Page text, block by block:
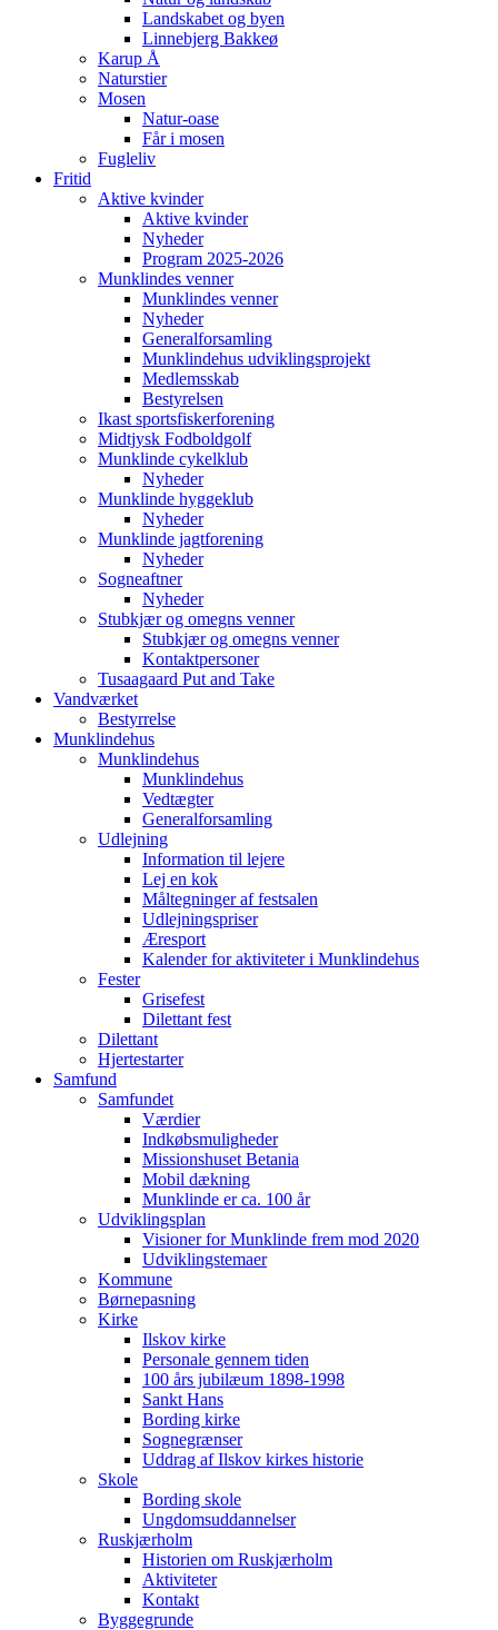
Landskabet og byen
Linnebjerg Bakkeø
Karup Å
Naturstier
Mosen
Natur-oase
Får i mosen
Fugleliv
Fritid
Aktive kvinder
Aktive kvinder
Nyheder
Program 2025-2026
Munklindes venner
Munklindes venner
Nyheder
Generalforsamling
Munklindehus udviklingsprojekt
Medlemsskab
Bestyrelsen
Ikast sportsfiskerforening
Midtjysk Fodboldgolf
Munklinde cykelklub
Nyheder
Munklinde hyggeklub
Nyheder
Munklinde jagtforening
Nyheder
Sogneaftner
Nyheder
Stubkjær og omegns venner
Stubkjær og omegns venner
Kontaktpersoner
Tusaagaard Put and Take
Vandværket
Bestyrrelse
Munklindehus
Munklindehus
Munklindehus
Vedtægter
Generalforsamling
Udlejning
Information til lejere
Lej en kok
Måltegninger af festsalen
Udlejningspriser
Æresport
Kalender for aktiviteter i Munklindehus
Fester
Grisefest
Dilettant fest
Dilettant
Hjertestarter
Samfund
Samfundet
Værdier
Indkøbsmuligheder
Missionshuset Betania
Mobil dækning
Munklinde er ca. 100 år
Udviklingsplan
Visioner for Munklinde frem mod 2020
Udviklingstemaer
Kommune
Børnepasning
Kirke
Ilskov kirke
Personale gennem tiden
100 års jubilæum 1898-1998
Sankt Hans
Bording kirke
Sognegrænser
Uddrag af Ilskov kirkes historie
Skole
Bording skole
Ungdomsuddannelser
Ruskjærholm
Historien om Ruskjærholm
Aktiviteter
Kontakt
Byggegrunde